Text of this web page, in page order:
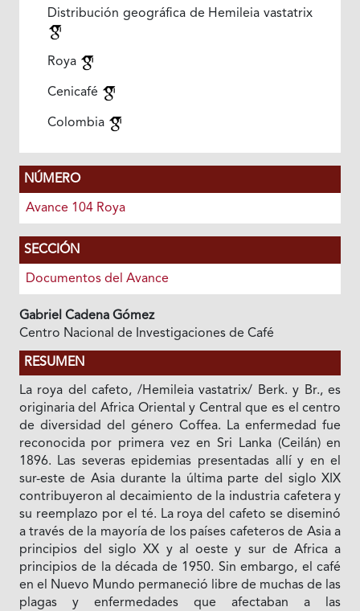
Distribución geográfica de Hemileia vastatrix
Roya
Cenicafé
Colombia
NÚMERO
Avance 104 Roya
SECCIÓN
Documentos del Avance
Gabriel Cadena Gómez
Centro Nacional de Investigaciones de Café
RESUMEN
La roya del cafeto, /Hemileia vastatrix/ Berk. y Br., es
originaria del Africa Oriental y Central que es el centro
de diversidad del género Coffea. La enfermedad fue
reconocida por primera vez en Sri Lanka (Ceilán) en
1896. Las severas epidemias presentadas allí y en el
sur-este de Asia durante la última parte del siglo XIX
contribuyeron al decaimiento de la industria cafetera y
su reemplazo por el té. La roya del cafeto se diseminó
a través de la mayoría de los países cafeteros de Asia a
principios del siglo XX y al oeste y sur de Africa a
principios de la década de 1950. Sin embargo, el café
en el Nuevo Mundo permaneció libre de muchas de las
plagas y enfermedades que afectaban a las